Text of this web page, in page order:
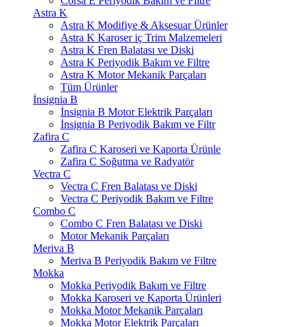
Astra K
Astra K Modifiye & Aksesuar Ürünler
Astra K Karoser iç Trim Malzemeleri
Astra K Fren Balatası ve Diski
Astra K Periyodik Bakım ve Filtre
Astra K Motor Mekanik Parçaları
Tüm Ürünler
İnsignia B
İnsignia B Motor Elektrik Parçaları
İnsignia B Periyodik Bakım ve Filtr
Zafira C
Zafira C Karoseri ve Kaporta Ürünle
Zafira C Soğutma ve Radyatör
Vectra C
Vectra C Fren Balatası ve Diski
Vectra C Periyodik Bakım ve Filtre
Combo C
Combo C Fren Balatası ve Diski
Motor Mekanik Parçaları
Meriva B
Meriva B Periyodik Bakım ve Filtre
Mokka
Mokka Periyodik Bakım ve Filtre
Mokka Karoseri ve Kaporta Ürünleri
Mokka Motor Mekanik Parçaları
Mokka Motor Elektrik Parçaları